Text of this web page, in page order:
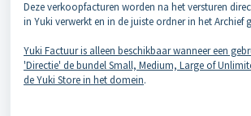
Deze verkoopfacturen worden na het versturen
in Yuki verwerkt en in de juiste ordner in het Archief
Yuki Factuur is alleen beschikbaar wanneer een
'Directie' de bundel Small, Medium, Large of
de Yuki Store in het domein.